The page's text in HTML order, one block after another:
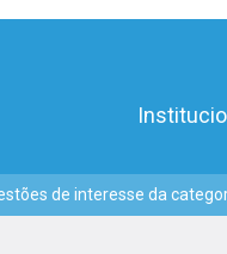
de interesse da